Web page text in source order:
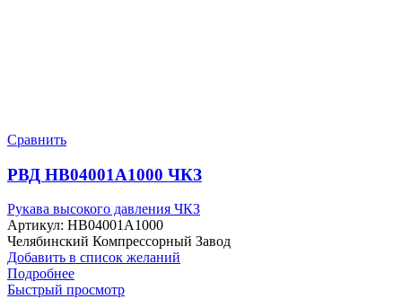
Сравнить
РВД HB04001A1000 ЧКЗ
Рукава высокого давления ЧКЗ
Артикул: HB04001A1000
Челябинский Компрессорный Завод
Добавить в список желаний
Подробнее
Быстрый просмотр